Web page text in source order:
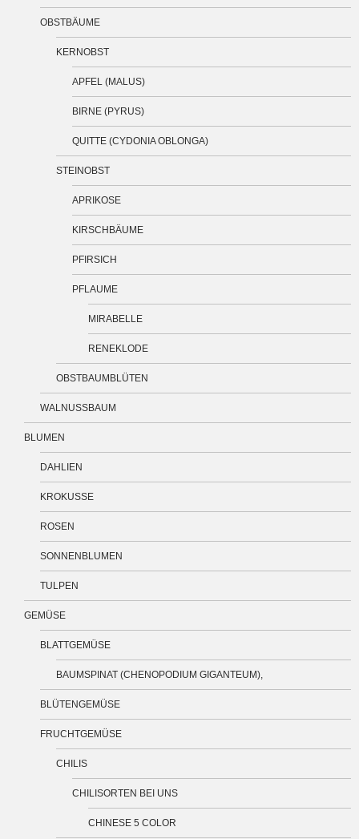
OBSTBÄUME
KERNOBST
APFEL (MALUS)
BIRNE (PYRUS)
QUITTE (CYDONIA OBLONGA)
STEINOBST
APRIKOSE
KIRSCHBÄUME
PFIRSICH
PFLAUME
MIRABELLE
RENEKLODE
OBSTBAUMBLÜTEN
WALNUSSBAUM
BLUMEN
DAHLIEN
KROKUSSE
ROSEN
SONNENBLUMEN
TULPEN
GEMÜSE
BLATTGEMÜSE
BAUMSPINAT (CHENOPODIUM GIGANTEUM),
BLÜTENGEMÜSE
FRUCHTGEMÜSE
CHILIS
CHILISORTEN BEI UNS
CHINESE 5 COLOR